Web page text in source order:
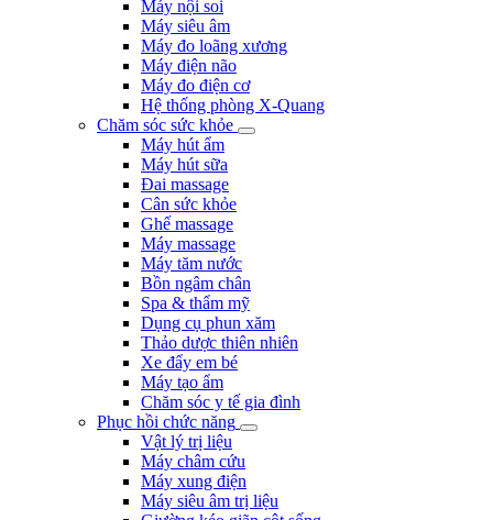
Máy nội soi
Máy siêu âm
Máy đo loãng xương
Máy điện não
Máy đo điện cơ
Hệ thống phòng X-Quang
Chăm sóc sức khỏe
Máy hút ẩm
Máy hút sữa
Đai massage
Cân sức khỏe
Ghế massage
Máy massage
Máy tăm nước
Bồn ngâm chân
Spa & thẩm mỹ
Dụng cụ phun xăm
Thảo dược thiên nhiên
Xe đẩy em bé
Máy tạo ẩm
Chăm sóc y tế gia đình
Phục hồi chức năng
Vật lý trị liệu
Máy châm cứu
Máy xung điện
Máy siêu âm trị liệu